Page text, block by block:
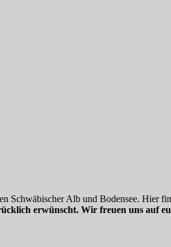
Schwäbischer Alb und Bodensee. Hier
erwünscht. Wir freuen uns auf